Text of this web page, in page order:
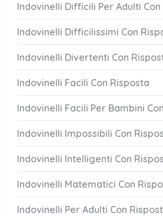
Indovinelli Difficili Per Adulti
Indovinelli Difficilissimi Con
Indovinelli Divertenti Con
Indovinelli Facili Con Risposta
Indovinelli Facili Per Bambini
Indovinelli Impossibili Con
Indovinelli Intelligenti Con
Indovinelli Matematici Con
Indovinelli Per Adulti Con